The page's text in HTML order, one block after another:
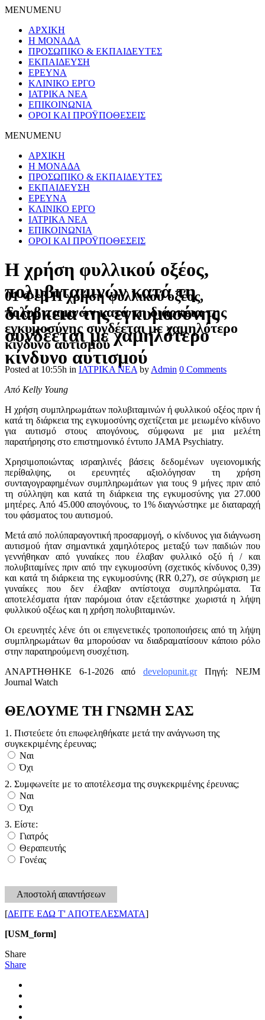
MENUMENU
ΑΡΧΙΚΗ
Η ΜΟΝΑΔΑ
ΠΡΟΣΩΠΙΚΟ & ΕΚΠΑΙΔΕΥΤΕΣ
ΕΚΠΑΙΔΕΥΣΗ
ΕΡΕΥΝΑ
ΚΛΙΝΙΚΟ ΕΡΓΟ
ΙΑΤΡΙΚΑ ΝΕΑ
ΕΠΙΚΟΙΝΩΝΙΑ
ΟΡΟΙ ΚΑΙ ΠΡΟΫΠΟΘΕΣΕΙΣ
MENUMENU
ΑΡΧΙΚΗ
Η ΜΟΝΑΔΑ
ΠΡΟΣΩΠΙΚΟ & ΕΚΠΑΙΔΕΥΤΕΣ
ΕΚΠΑΙΔΕΥΣΗ
ΕΡΕΥΝΑ
ΚΛΙΝΙΚΟ ΕΡΓΟ
ΙΑΤΡΙΚΑ ΝΕΑ
ΕΠΙΚΟΙΝΩΝΙΑ
ΟΡΟΙ ΚΑΙ ΠΡΟΫΠΟΘΕΣΕΙΣ
Η χρήση φυλλικού οξέος,
πολυβιταμινών κατά τη
διάρκεια της εγκυμοσύνης
συνδέεται με χαμηλότερο
κίνδυνο αυτισμού
01 ΦεβΗ χρήση φυλλικού οξέος,
πολυβιταμινών κατά τη διάρκεια της
εγκυμοσύνης συνδέεται με χαμηλότερο
κίνδυνο αυτισμού
Posted at 10:55h in ΙΑΤΡΙΚΑ ΝΕΑ by Admin 0 Comments
Από Kelly Young
Η χρήση συμπληρωμάτων πολυβιταμινών ή φυλλικού οξέος πριν ή
κατά τη διάρκεια της εγκυμοσύνης σχετίζεται με μειωμένο κίνδυνο
για αυτισμό στους απογόνους, σύμφωνα με μια μελέτη
παρατήρησης στο επιστημονικό έντυπο JAMA Psychiatry.
Χρησιμοποιώντας ισραηλινές βάσεις δεδομένων υγειονομικής
περίθαλψης, οι ερευνητές αξιολόγησαν τη χρήση
συνταγογραφημένων συμπληρωμάτων για τους 9 μήνες πριν από
τη σύλληψη και κατά τη διάρκεια της εγκυμοσύνης για 27.000
μητέρες. Από 45.000 απογόνους, το 1% διαγνώστηκε με διαταραχή
του φάσματος του αυτισμού.
Μετά από πολύπαραγοντική προσαρμογή, ο κίνδυνος για διάγνωση
αυτισμού ήταν σημαντικά χαμηλότερος μεταξύ των παιδιών που
γεννήθηκαν από γυναίκες που έλαβαν φυλλικό οξύ ή / και
πολυβιταμίνες πριν από την εγκυμοσύνη (σχετικός κίνδυνος 0,39)
και κατά τη διάρκεια της εγκυμοσύνης (RR 0,27), σε σύγκριση με
γυναίκες που δεν έλαβαν αντίστοιχα συμπληρώματα. Τα
αποτελέσματα ήταν παρόμοια όταν εξετάστηκε χωριστά η λήψη
φυλλικού οξέως και η χρήση πολυβιταμινών.
Οι ερευνητές λένε ότι οι επιγενετικές τροποποιήσεις από τη λήψη
συμπληρωμάτων θα μπορούσαν να διαδραματίσουν κάποιο ρόλο
στην παρατηρούμενη συσχέτιση.
ΑΝΑΡΤΗΘΗΚΕ 6-1-2026 από developunit.grΠηγή: NEJM
Journal Watch
ΘΕΛΟΥΜΕ ΤΗ ΓΝΩΜΗ ΣΑΣ
1. Πιστεύετε ότι επωφεληθήκατε μετά την ανάγνωση της
συγκεκριμένης έρευνας;
Ναι
Όχι
2. Συμφωνείτε με το αποτέλεσμα της συγκεκριμένης έρευνας;
Ναι
Όχι
3. Είστε:
Γιατρός
Θεραπευτής
Γονέας
Αποστολή απαντήσεων
[ΔΕΙΤΕ ΕΔΩ Τ' ΑΠΟΤΕΛΕΣΜΑΤΑ]
[USM_form]
Share
Share